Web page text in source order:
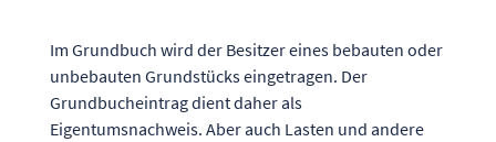
Im Grundbuch wird der Besitzer eines bebauten oder
unbebauten Grundstücks eingetragen. Der
Grundbucheintrag dient daher als
Eigentumsnachweis. Aber auch Lasten und andere